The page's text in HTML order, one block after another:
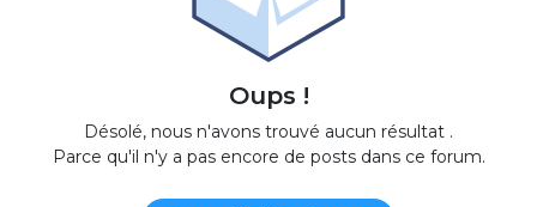
Oups !
Désolé, nous n'avons trouvé aucun résultat .
Parce qu'il n'y a pas encore de posts dans ce forum.